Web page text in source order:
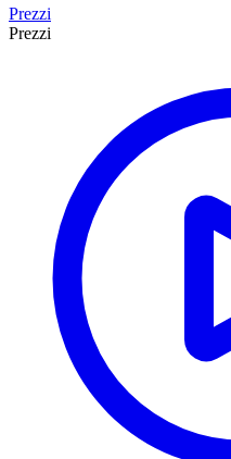
Prezzi
Prezzi